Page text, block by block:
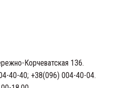
Корчеватская 136.
40-40; +38(096) 004-40-04.